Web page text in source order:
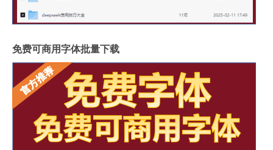
免费可商用字体批量下载